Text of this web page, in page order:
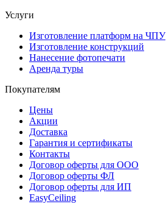
Услуги
Изготовление платформ на ЧПУ
Изготовление конструкций
Нанесение фотопечати
Аренда туры
Покупателям
Цены
Акции
Доставка
Гарантия и сертификаты
Контакты
Договор оферты для ООО
Договор оферты ФЛ
Договор оферты для ИП
EasyCeiling